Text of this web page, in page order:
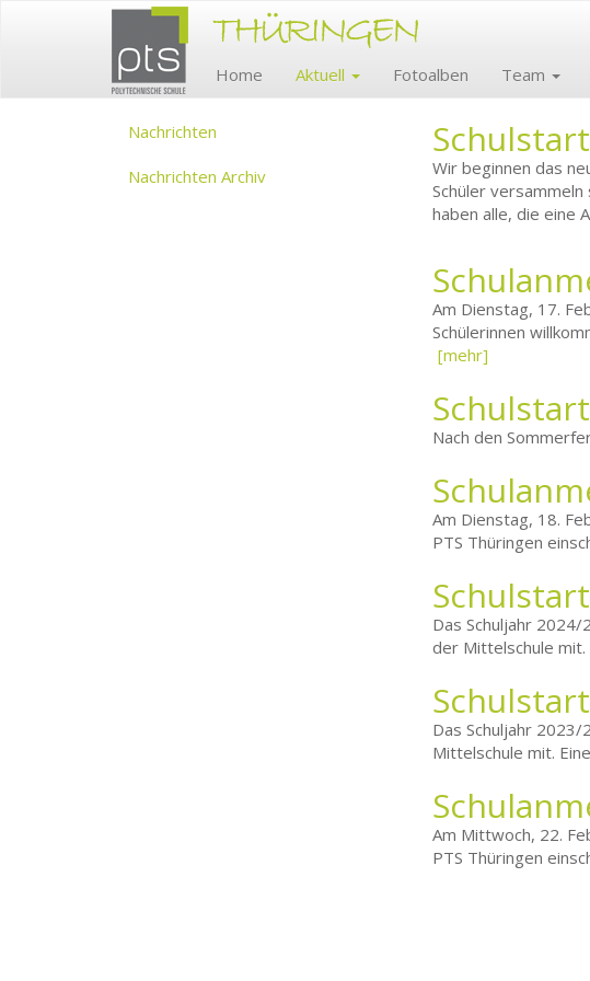
Home Aktuell Fotoalben Team
Nachrichten
Nachrichten Archiv
Wir beginnen das
Schüler
haben alle, die eine
Am Dienstag, 17.
Schülerinnen
[mehr]
Nach den
Am Dienstag, 18.
PTS Thüringen
Das Schuljahr
der Mittelschule mit.
Das Schuljahr
Mittelschule mit.
Am Mittwoch, 22.
PTS Thüringen